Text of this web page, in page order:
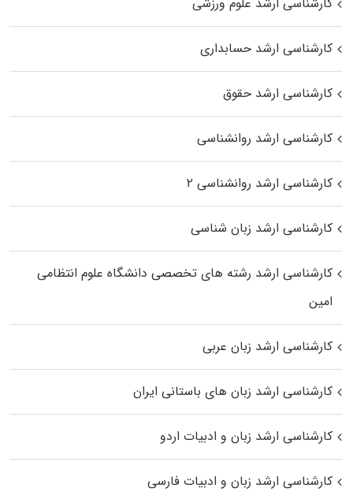
کارشناسی ارشد حسابداری
کارشناسی ارشد حقوق
کارشناسی ارشد روانشناسی
کارشناسی ارشد روانشناسی ۲
کارشناسی ارشد زبان شناسی
کارشناسی ارشد رﺷﺘﻪ ﻫﺎی تخصصی داﻧﺸﮕﺎه ﻋﻠﻮم انتظامی
اﻣﻴﻦ
کارشناسی ارشد زبان عربی
کارشناسی ارشد زبان‌ های باستانی ایران
کارشناسی ارشد زبان و ادبیات اردو
کارشناسی ارشد زبان و ادبیات فارسی